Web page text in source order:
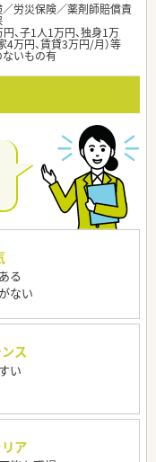
労災保険／薬剤師賠償責
、子1人1万円、独身1万
4万円、賃貸3万円/月）等
いもの有
る
ない
ス
い
ア